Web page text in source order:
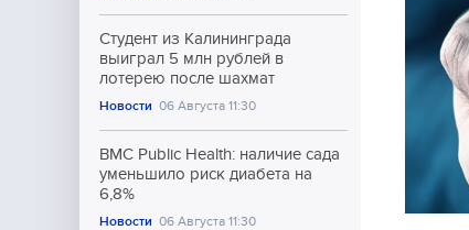
Студент из Калининграда
выиграл 5 млн рублей в
лотерею после шахмат
Новости 06 Августа 11:30
BMC Public Health: наличие сада
уменьшило риск диабета на
6,8%
Новости 06 Августа 11:30